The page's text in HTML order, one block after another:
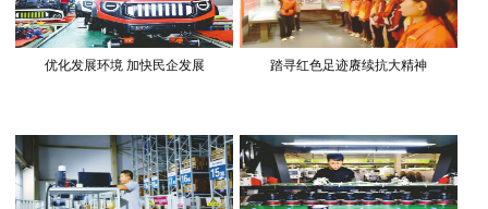
优化发展环境 加快民企发展 踏寻红色足迹赓续抗大精神